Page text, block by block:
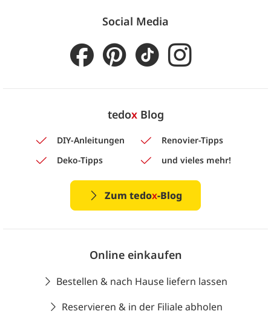
Social Media
tedoxBlog
DIY-Anleitungen
Renovier-Tipps
Deko-Tipps
und vieles mehr!
Zum tedox-Blog
Online einkaufen
Bestellen & nach Hause liefern lassen
Reservieren & in der Filiale abholen